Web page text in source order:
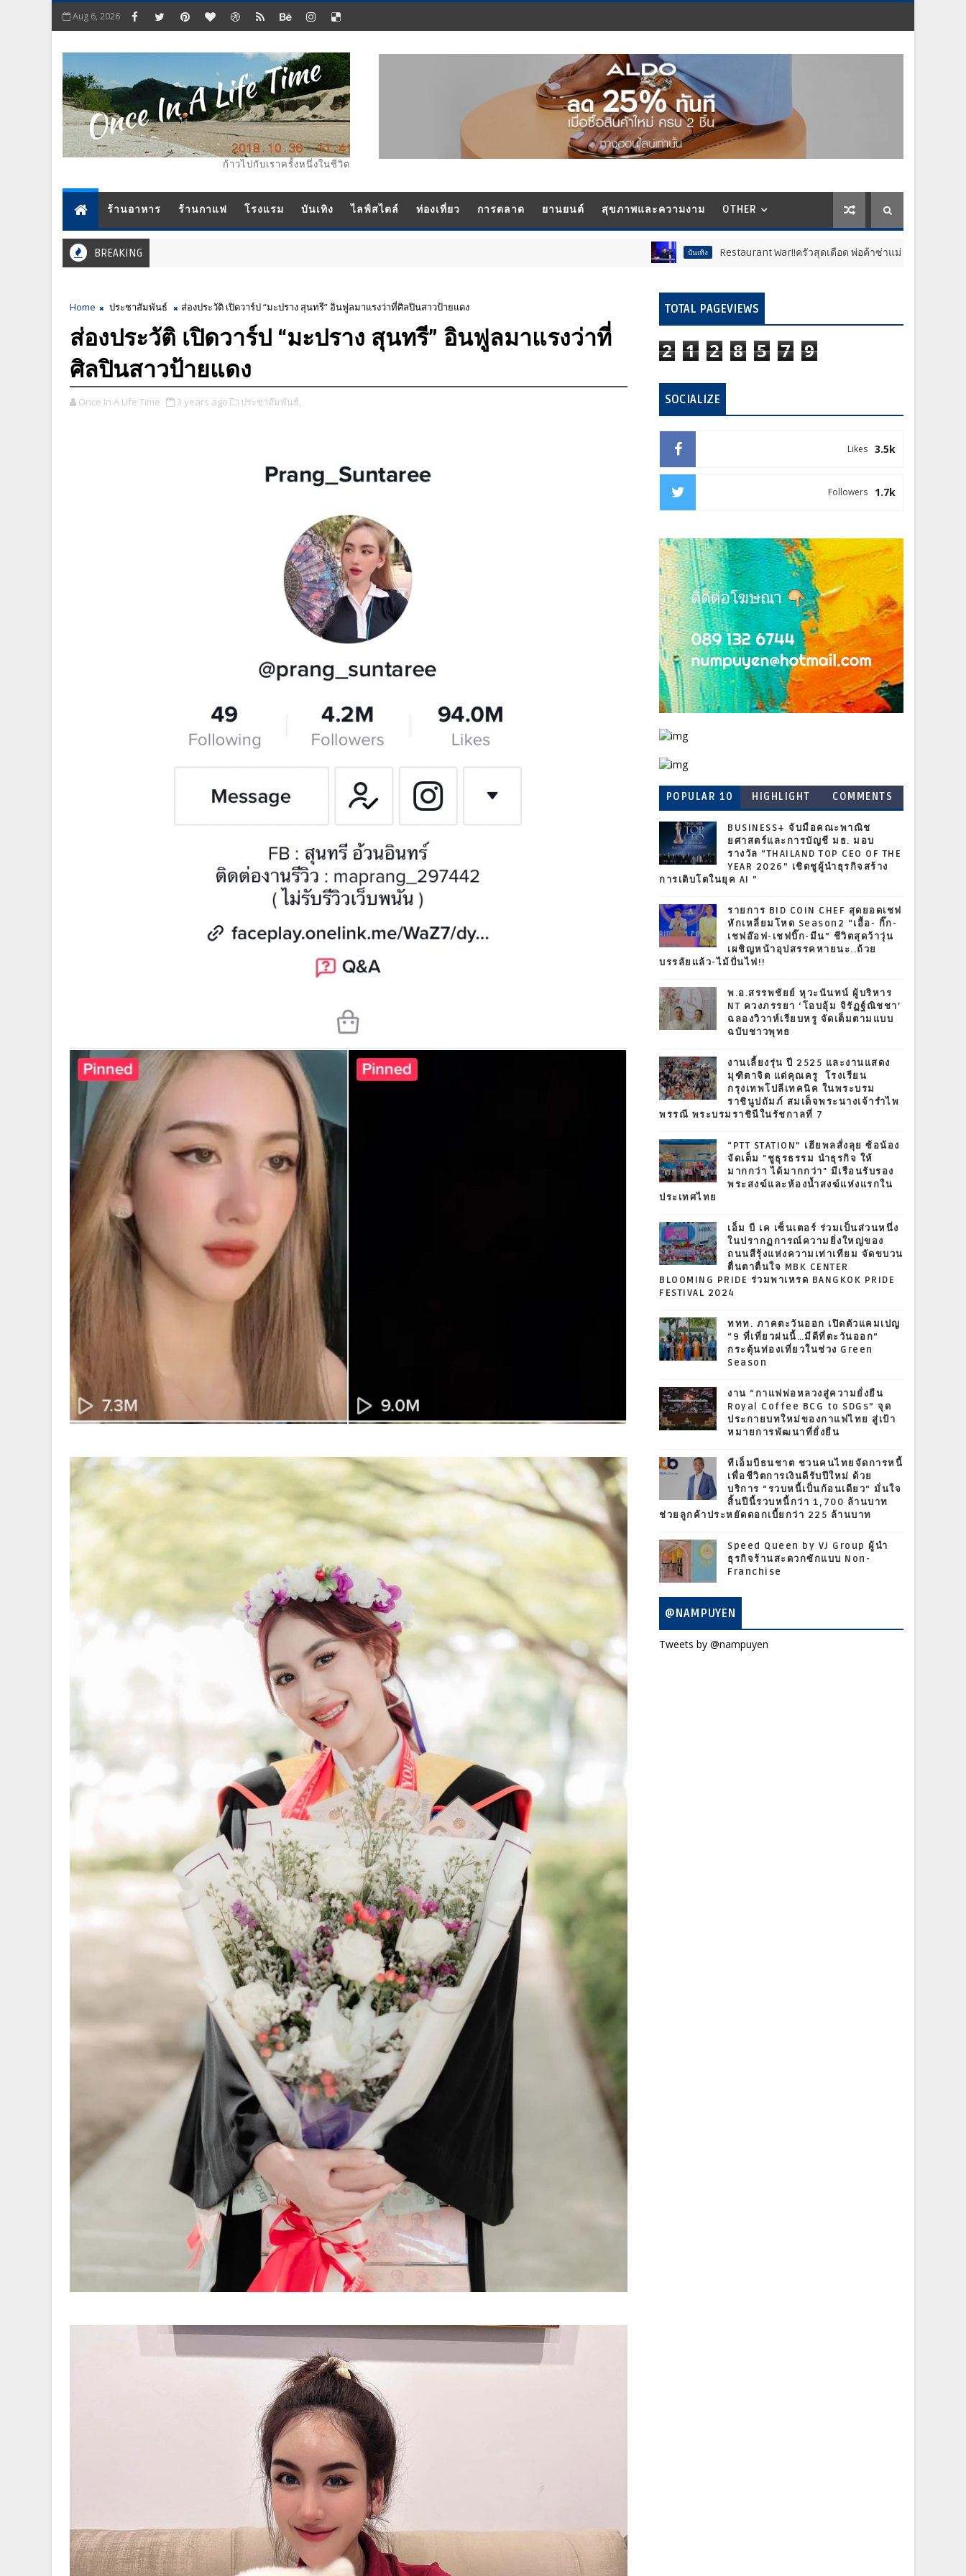
Aug 6, 2026
ก้าวไปกับเราครั้งหนึ่งในชีวิต
ร้านอาหาร ร้านกาแฟ โรงแรม บันเทิง ไลฟ์สไตล์ ท่องเที่ยว การตลาด ยานยนต์ สุขภาพและความงาม OTHER
BREAKING Restaurant War!!ครัวสุดเดือด พ่อค้าซ่าแม่ค้าแซ่บ..สติหลุด “เชฟวิลเม
Home ประชาสัมพันธ์ ส่องประวัติ เปิดวาร์ป “มะปราง สุนทรี” อินฟูลมาแรงว่าที่ศิลปินสาวป้ายแดง
ส่องประวัติ เปิดวาร์ป “มะปราง สุนทรี” อินฟูลมาแรงว่าที่
ศิลปินสาวป้ายแดง
Once In A Life Time 3 years ago ประชาสัมพันธ์,
TOTAL PAGEVIEWS
2 1 2 8 5 7 9
SOCIALIZE
3.5k
Likes
1.7k
Followers
POPULAR 10 HIGHLIGHT COMMENTS
BUSINESS+ จับมือคณะพาณิช
ยศาสตร์และการบัญชี มธ. มอบ
รางวัล “THAILAND TOP CEO OF THE
YEAR 2026” เชิดชูผู้นำธุรกิจสร้าง
การเติบโตในยุค AI ”
รายการ BID COIN CHEF สุดยอดเชฟ
หักเหลี่ยมโหด Season2 “เอื้อ- กิ๊ก-
เชฟอ๊อฟ-เชฟบิ๊ก-มีน” ชีวิตสุดว้าวุ่น
เผชิญหน้าอุปสรรคหายนะ..ถ้วย
บรรลัยแล้ว-ไม้ปั่นไฟ!!
พ.อ.สรรพชัยย์ หุวะนันทน์ ผู้บริหาร
NT ควงภรรยา ‘โอบอุ้ม จิรัฏฐ์ณิชชา’
ฉลองวิวาห์เรียบหรู จัดเต็มตามแบบ
ฉบับชาวพุทธ
งานเลี้ยงรุ่น ปี 2525 และงานแสดง
มุฑิตาจิต แด่คุณครู โรงเรียน
กรุงเทพโปลีเทคนิค ในพระบรม
ราชินูปถัมภ์ สมเด็จพระนางเจ้ารำไพ
พรรณี พระบรมราชินีในรัชกาลที่ 7
“PTT STATION” เฮียพลสั่งลุย ซ้อน้อง
จัดเต็ม "ชูธุรธรรม นำธุรกิจ ให้
มากกว่า ได้มากกว่า" มีเรือนรับรอง
พระสงฆ์และห้องน้ำสงฆ์แห่งแรกใน
ประเทศไทย
เอ็ม บี เค เซ็นเตอร์ ร่วมเป็นส่วนหนึ่ง
ในปรากฏการณ์ความยิ่งใหญ่ของ
ถนนสีรุ้งแห่งความเท่าเทียม จัดขบวน
ตื่นตาตื่นใจ MBK CENTER
BLOOMING PRIDE ร่วมพาเหรด BANGKOK PRIDE
FESTIVAL 2024
ททท. ภาคตะวันออก เปิดตัวแคมเปญ
“9 ที่เที่ยวฝนนี้…มีดีที่ตะวันออก”
กระตุ้นท่องเที่ยวในช่วง Green
Season
งาน “กาแฟพ่อหลวงสู่ความยั่งยืน
Royal Coffee BCG to SDGs” จุด
ประกายบทใหม่ของกาแฟไทย สู่เป้า
หมายการพัฒนาที่ยั่งยืน
ทีเอ็มบีธนชาต ชวนคนไทยจัดการหนี้
เพื่อชีวิตการเงินดีรับปีใหม่ ด้วย
บริการ “รวบหนี้เป็นก้อนเดียว” มั่นใจ
สิ้นปีนี้รวบหนี้กว่า 1,700 ล้านบาท
ช่วยลูกค้าประหยัดดอกเบี้ยกว่า 225 ล้านบาท
Speed Queen by VJ Group ผู้นำ
ธุรกิจร้านสะดวกซักแบบ Non-
Franchise
@NAMPUYEN
Tweets by @nampuyen